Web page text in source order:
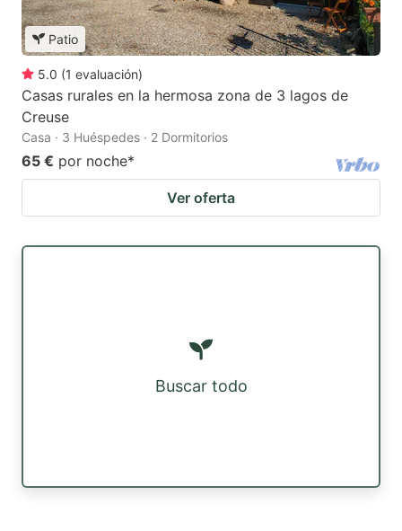
Patio
5.0 (1 evaluación)
Casas rurales en la hermosa zona de 3 lagos de
Creuse
Casa · 3 Huéspedes · 2 Dormitorios
65 € por noche*
Ver oferta
Buscar todo